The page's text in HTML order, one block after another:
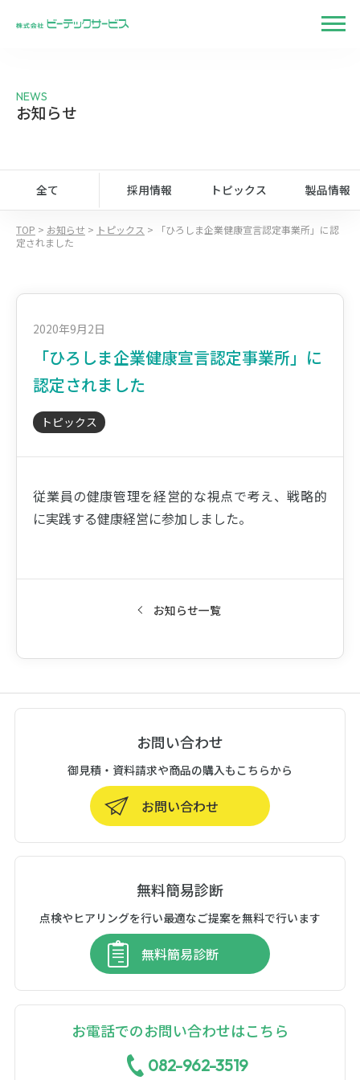
NEWS
お知らせ
全て 採用情報 トピックス 製品情報
TOP > お知らせ > トピックス >
「ひろしま企業健康宣言認定事業所」に認
定されました
2020年9月2日
「ひろしま企業健康宣言認定事業所」に
認定されました
トピックス
従業員の健康管理を経営的な視点で考え、戦略的
に実践する健康経営に参加しました。
お知らせ一覧
お問い合わせ
御見積・資料請求や商品の購入もこちらから
お問い合わせ
無料簡易診断
点検やヒアリングを行い最適なご提案を無料で行います
無料簡易診断
お電話でのお問い合わせはこちら
082-962-3519